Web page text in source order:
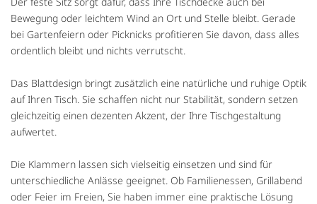
Bewegung oder leichtem Wind an Ort und Stelle bleibt. Gerade
bei Gartenfeiern oder Picknicks profitieren Sie davon, dass alles
ordentlich bleibt und nichts verrutscht.
Das Blattdesign bringt zusätzlich eine natürliche und ruhige Optik
auf Ihren Tisch. Sie schaffen nicht nur Stabilität, sondern setzen
gleichzeitig einen dezenten Akzent, der Ihre Tischgestaltung
aufwertet.
Die Klammern lassen sich vielseitig einsetzen und sind für
unterschiedliche Anlässe geeignet. Ob Familienessen, Grillabend
oder Feier im Freien, Sie haben immer eine praktische Lösung